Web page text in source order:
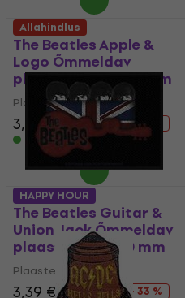
The Beatles Apple &
Logo Õmmeldav
plaaster 100 x 100 mm
Plaaster / märk
3,39 €5,09 €
- 33 %
Laos olemas
Allahindlus
The Beatles Guitar &
Union Jack Õmmeldav
plaaster 100 x 50 mm
Plaaster / märk
3,39 €5,09 €
- 33 %
HAPPY HOUR